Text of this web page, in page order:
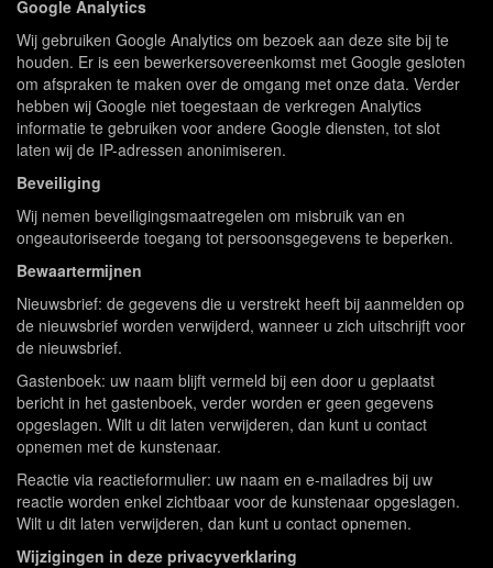
Google Analytics
Wij gebruiken Google Analytics om bezoek aan deze site bij te
houden. Er is een bewerkersovereenkomst met Google gesloten
om afspraken te maken over de omgang met onze data. Verder
hebben wij Google niet toegestaan de verkregen Analytics
informatie te gebruiken voor andere Google diensten, tot slot
laten wij de IP-adressen anonimiseren.
Beveiliging
Wij nemen beveiligingsmaatregelen om misbruik van en
ongeautoriseerde toegang tot persoonsgegevens te beperken.
Bewaartermijnen
Nieuwsbrief: de gegevens die u verstrekt heeft bij aanmelden op
de nieuwsbrief worden verwijderd, wanneer u zich uitschrijft voor
de nieuwsbrief.
Gastenboek: uw naam blijft vermeld bij een door u geplaatst
bericht in het gastenboek, verder worden er geen gegevens
opgeslagen. Wilt u dit laten verwijderen, dan kunt u contact
opnemen met de kunstenaar.
Reactie via reactieformulier: uw naam en e-mailadres bij uw
reactie worden enkel zichtbaar voor de kunstenaar opgeslagen.
Wilt u dit laten verwijderen, dan kunt u contact opnemen.
Wijzigingen in deze privacyverklaring